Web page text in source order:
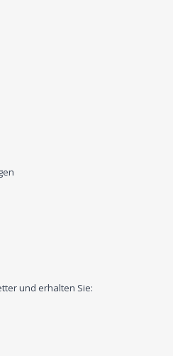
und erhalten Sie: